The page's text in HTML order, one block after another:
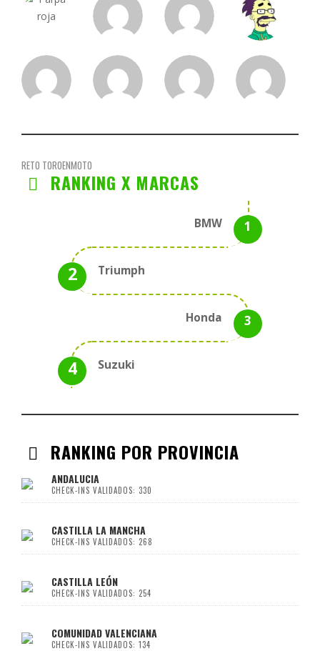
RETO TOROENMOTO
RANKING X MARCAS
BMW
Triumph
Honda
Suzuki
RANKING POR PROVINCIA
ANDALUCIA
CHECK-INS VALIDADOS: 330
CASTILLA LA MANCHA
CHECK-INS VALIDADOS: 268
CASTILLA LEÓN
CHECK-INS VALIDADOS: 254
COMUNIDAD VALENCIANA
CHECK-INS VALIDADOS: 134